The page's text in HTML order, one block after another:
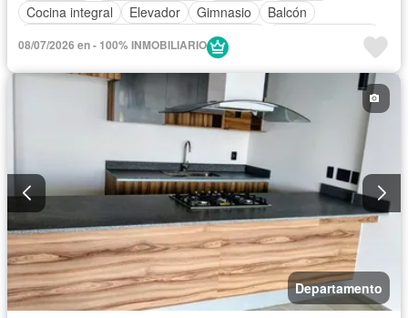
Cocina integral
Elevador Gimnasio
Balcón
Acceso para personas con discapacidad
Cocina equipada
Circuito cerrado de televisión
Electricidad
Azotea Agua
Televisión por cable
Asador
Vista panorámica
Recámara con closet
Caseta de vigilancia
Permite niños
Completamente amueblado
08/07/2026 en - 100% INMOBILIARIO
Departamento